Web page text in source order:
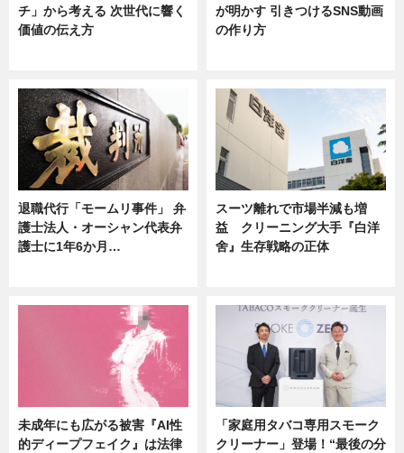
チ」から考える 次世代に響く
価値の伝え方
が明かす 引きつけるSNS動画
の作り方
退職代行「モームリ事件」 弁
護士法人・オーシャン代表弁
護士に1年6か月…
スーツ離れで市場半減も増
益 クリーニング大手『白洋
舍』生存戦略の正体
未成年にも広がる被害『AI性
的ディープフェイク』は法律
「家庭用タバコ専用スモーク
クリーナー」登場！“最後の分